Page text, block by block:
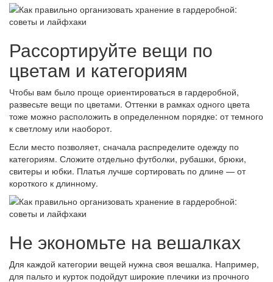
Рассортируйте вещи по
цветам и категориям
Чтобы вам было проще ориентироваться в гардеробной,
развесьте вещи по цветами. Оттенки в рамках одного цвета
тоже можно расположить в определенном порядке: от темного
к светлому или наоборот.
Если место позволяет, сначала распределите одежду по
категориям. Сложите отдельно футболки, рубашки, брюки,
свитеры и юбки. Платья лучше сортировать по длине — от
короткого к длинному.
Не экономьте на вешалках
Для каждой категории вещей нужна своя вешалка. Например,
для пальто и курток подойдут широкие плечики из прочного